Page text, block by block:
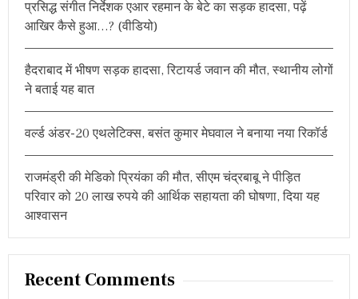
म
क
है
नि
प्रसिद्ध संगीत निर्देशक एआर रहमान के बेटे का सड़क हादसा, पढ़ें
आखिर कैसे हुआ…? (वीडियो)
हैदराबाद में भीषण सड़क हादसा, रिटायर्ड जवान की मौत, स्थानीय लोगों
ने बताई यह बात
वर्ल्ड अंडर-20 एथलेटिक्स, बसंत कुमार मेघवाल ने बनाया नया रिकॉर्ड
राजमंड्री की मेडिको प्रियंका की मौत, सीएम चंद्रबाबू ने पीड़ित
परिवार को 20 लाख रुपये की आर्थिक सहायता की घोषणा, दिया यह
आश्वासन
Recent Comments